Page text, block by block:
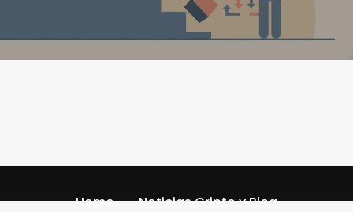
Home Noticias Cripto y Blog